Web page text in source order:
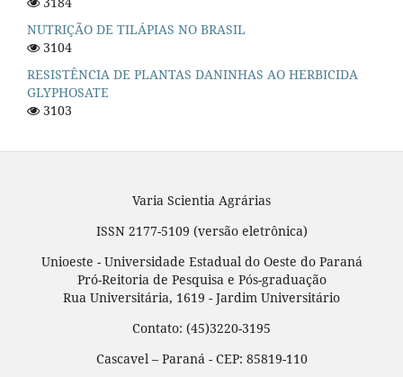
NUTRIÇÃO DE TILÁPIAS NO BRASIL
3104
RESISTÊNCIA DE PLANTAS DANINHAS AO HERBICIDA
GLYPHOSATE
3103
Varia Scientia Agrárias
ISSN 2177-5109 (versão eletrônica)
Unioeste - Universidade Estadual do Oeste do Paraná
Pró-Reitoria de Pesquisa e Pós-graduação
Rua Universitária, 1619 - Jardim Universitário
Contato: (45)3220-3195
Cascavel – Paraná - CEP: 85819-110